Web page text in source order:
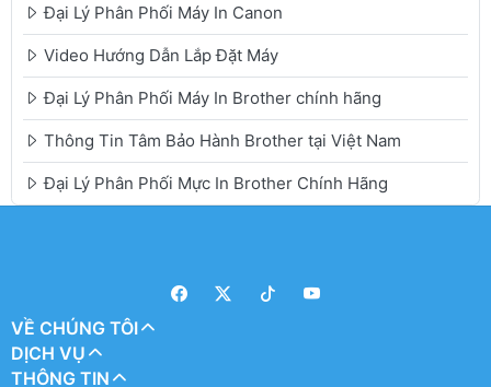
Đại Lý Phân Phối Máy In Canon
Video Hướng Dẫn Lắp Đặt Máy
Đại Lý Phân Phối Máy In Brother chính hãng
Thông Tin Tâm Bảo Hành Brother tại Việt Nam
Đại Lý Phân Phối Mực In Brother Chính Hãng
VỀ CHÚNG TÔI
DỊCH VỤ
THÔNG TIN